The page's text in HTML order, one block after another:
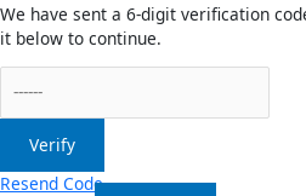
We have sent a 6-digit verification
it below to continue.
Verify
Resend Code